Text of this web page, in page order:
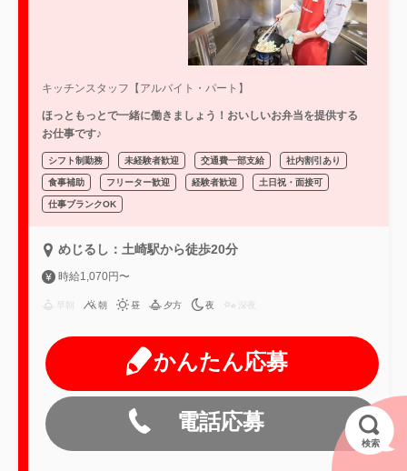
キッチンスタッフ【アルバイト・パート】
ほっともっとで一緒に働きましょう！おいしいお弁当を提供する
お仕事です♪
シフト制勤務 未経験者歓迎 交通費一部支給 社内割引あり
食事補助 フリーター歓迎 経験者歓迎 土日祝・面接可
仕事ブランクOK
めじるし：土崎駅から徒歩20分
時給1,070円〜
早朝 朝 昼 夕方 夜 深夜
かんたん応募
電話応募
検索